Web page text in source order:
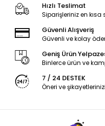
Hızlı Teslimat
Siparişleriniz en kısa
Güvenli Alışveriş
Güvenli ve kolay
Geniş Ürün
Binlerce ürün ve
7 / 24 DESTEK
Öneri ve